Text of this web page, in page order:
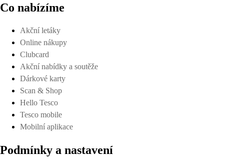
Co nabízíme
Akční letáky
Online nákupy
Clubcard
Akční nabídky a soutěže
Dárkové karty
Scan & Shop
Hello Tesco
Tesco mobile
Mobilní aplikace
Podmínky a nastavení